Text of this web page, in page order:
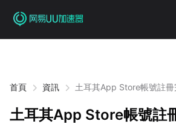
首頁 資訊
土耳其App Store帳號註冊
土耳其App Store帳號註